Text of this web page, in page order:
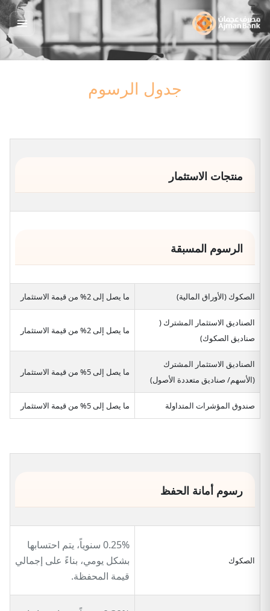
جدول الرسوم
منتجات الاستثمار
الرسوم المسبقة
الصكوك (الأوراق المالية) ما يصل إلى 2% من قيمة الاستثمار
الصناديق الاستثمار المشترك (
صناديق الصكوك)
ما يصل إلى 2% من قيمة الاستثمار
الصناديق الاستثمار المشترك
(الأسهم/ صناديق متعددة الأصول)
ما يصل إلى 5% من قيمة الاستثمار
صندوق المؤشرات المتداولة ما يصل إلى 5% من قيمة الاستثمار
رسوم أمانة الحفظ
الصكوك
0.25% سنوياً، يتم احتسابها
بشكل يومي، بناءً على إجمالي
قيمة المحفظة.